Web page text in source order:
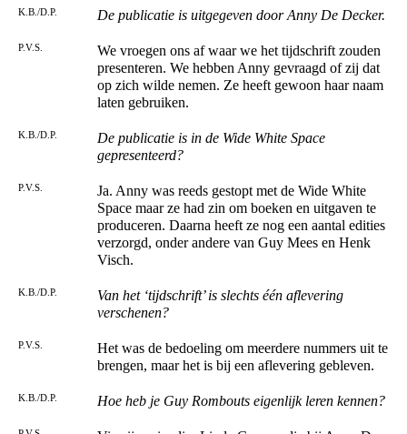
K.B./D.P. De publicatie is uitgegeven door Anny De Decker.
P.V.S.
We vroegen ons af waar we het tijdschrift zouden
presenteren. We hebben Anny gevraagd of zij dat
op zich wilde nemen. Ze heeft gewoon haar naam
laten gebruiken.
K.B./D.P.
De publicatie is in de Wide White Space
gepresenteerd?
P.V.S.
Ja. Anny was reeds gestopt met de Wide White
Space maar ze had zin om boeken en uitgaven te
produceren. Daarna heeft ze nog een aantal edities
verzorgd, onder andere van Guy Mees en Henk
Visch.
K.B./D.P.
Van het ‘tijdschrift’ is slechts één aflevering
verschenen?
P.V.S.
Het was de bedoeling om meerdere nummers uit te
brengen, maar het is bij een aflevering gebleven.
K.B./D.P. Hoe heb je Guy Rombouts eigenlijk leren kennen?